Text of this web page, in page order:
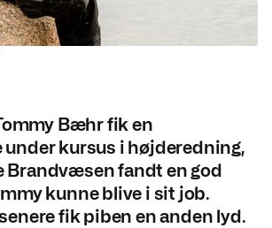
Bæhr fik en
under kursus i højderedning,
Brandvæsen fandt en god
kunne blive i sit job.
fik piben en anden lyd.